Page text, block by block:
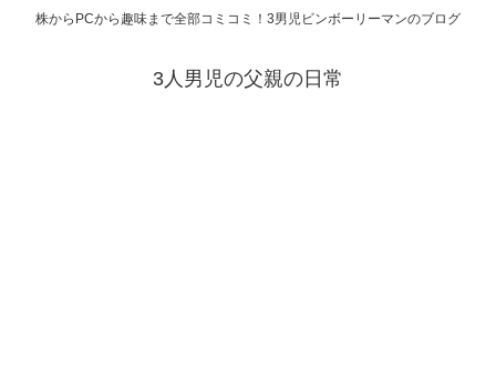
株からPCから趣味まで全部コミコミ！3男児ビンボーリーマンのブログ
3人男児の父親の日常